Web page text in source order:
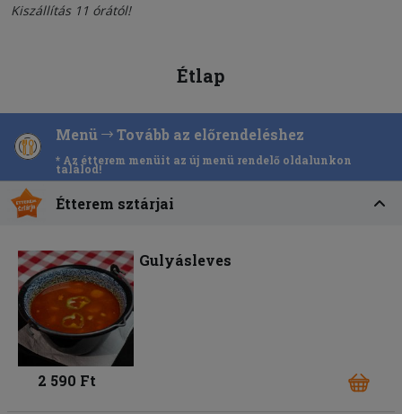
Kiszállítás 11 órától!
Étlap
Menü Tovább az előrendeléshez
* Az étterem menüit az új menü rendelő oldalunkon
találod!
Étterem sztárjai
Gulyásleves
2 590 Ft